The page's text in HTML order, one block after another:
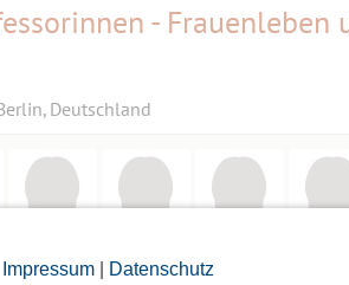
Impressum| Datenschutz
- Frauenleben
Deutschland
Bienert rund um den Steinplatz. Telefonistinnen